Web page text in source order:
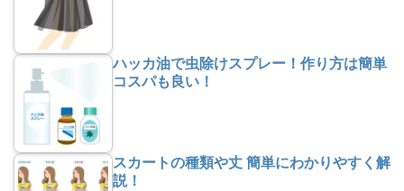
ハッカ油で虫除けスプレー！作り方は簡単
コスパも良い！
スカートの種類や丈 簡単にわかりやすく解
説！